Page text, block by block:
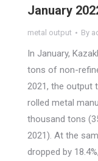
January
metal output By
In January,
tons of non-
2021, the output
rolled metal
thousand tons
2021). At the
dropped by